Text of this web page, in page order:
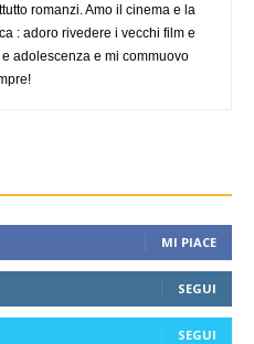
romanzi. Amo il cinema e la
: adoro rivedere i vecchi film e
adolescenza e mi commuovo
MI PIACE
SEGUI
SEGUI